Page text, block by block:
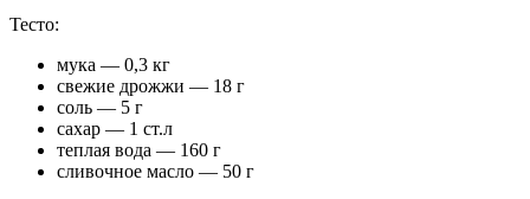
Тесто:
мука — 0,3 кг
свежие дрожжи — 18 г
соль — 5 г
сахар — 1 ст.л
теплая вода — 160 г
сливочное масло — 50 г